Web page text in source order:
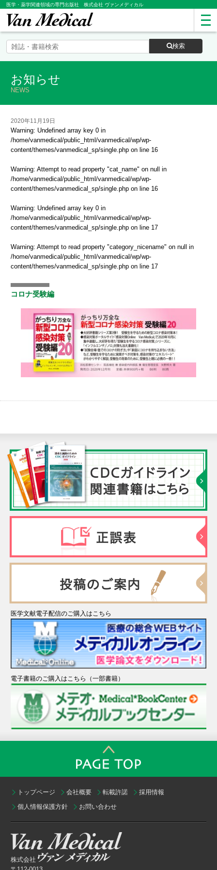
医学・薬学関連領域の専門出版社 株式会社 ヴァンメディカル
検索
お知らせ
NEWS
2020年11月19日
Warning: Undefined array key 0 in
/home/vanmedical/public_html/vanmedical/wp/wp-
content/themes/vanmedical_sp/single.php on line 16
Warning: Attempt to read property "cat_name" on null in
/home/vanmedical/public_html/vanmedical/wp/wp-
content/themes/vanmedical_sp/single.php on line 16
Warning: Undefined array key 0 in
/home/vanmedical/public_html/vanmedical/wp/wp-
content/themes/vanmedical_sp/single.php on line 17
Warning: Attempt to read property "category_nicename" on null in
/home/vanmedical/public_html/vanmedical/wp/wp-
content/themes/vanmedical_sp/single.php on line 17
コロナ受験編
医学文献電子配信のご購入はこちら
電子書籍のご購入はこちら（一部書籍）
トップページ 会社概要 転載許諾
採用情報
個人情報保護方針
お問い合わせ
株式会社